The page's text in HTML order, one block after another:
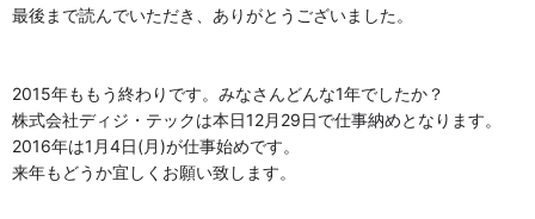
最後まで読んでいただき、ありがとうございました。
2015年ももう終わりです。みなさんどんな1年でしたか？
株式会社ディジ・テックは本日12月29日で仕事納めとなります。
2016年は1月4日(月)が仕事始めです。
来年もどうか宜しくお願い致します。